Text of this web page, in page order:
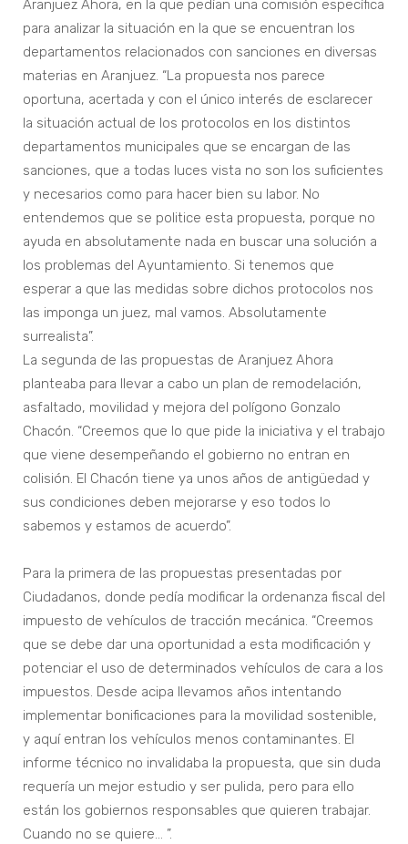
Aranjuez Ahora, en la que pedían una comisión específica
para analizar la situación en la que se encuentran los
departamentos relacionados con sanciones en diversas
materias en Aranjuez. “La propuesta nos parece
oportuna, acertada y con el único interés de esclarecer
la situación actual de los protocolos en los distintos
departamentos municipales que se encargan de las
sanciones, que a todas luces vista no son los suficientes
y necesarios como para hacer bien su labor. No
entendemos que se politice esta propuesta, porque no
ayuda en absolutamente nada en buscar una solución a
los problemas del Ayuntamiento. Si tenemos que
esperar a que las medidas sobre dichos protocolos nos
las imponga un juez, mal vamos. Absolutamente
surrealista”.
La segunda de las propuestas de Aranjuez Ahora
planteaba para llevar a cabo un plan de remodelación,
asfaltado, movilidad y mejora del polígono Gonzalo
Chacón. “Creemos que lo que pide la iniciativa y el trabajo
que viene desempeñando el gobierno no entran en
colisión. El Chacón tiene ya unos años de antigüedad y
sus condiciones deben mejorarse y eso todos lo
sabemos y estamos de acuerdo”.
Para la primera de las propuestas presentadas por
Ciudadanos, donde pedía modificar la ordenanza fiscal del
impuesto de vehículos de tracción mecánica. “Creemos
que se debe dar una oportunidad a esta modificación y
potenciar el uso de determinados vehículos de cara a los
impuestos. Desde acipa llevamos años intentando
implementar bonificaciones para la movilidad sostenible,
y aquí entran los vehículos menos contaminantes. El
informe técnico no invalidaba la propuesta, que sin duda
requería un mejor estudio y ser pulida, pero para ello
están los gobiernos responsables que quieren trabajar.
Cuando no se quiere… ”.